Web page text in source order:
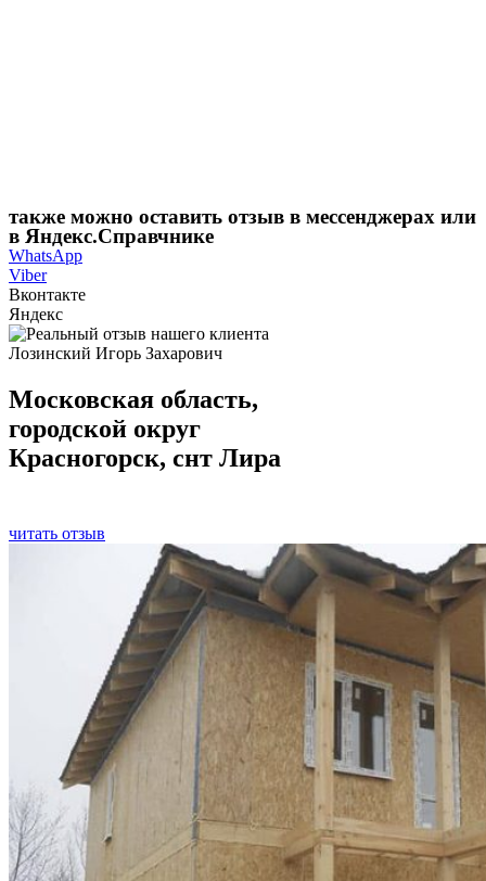
также можно оставить отзыв в мессенджерах или
в Яндекс.Справчнике
WhatsApp
Viber
Вконтакте
Яндекс
Лозинский Игорь Захарович
Московская область,
городской округ
Красногорск, снт Лира
читать отзыв